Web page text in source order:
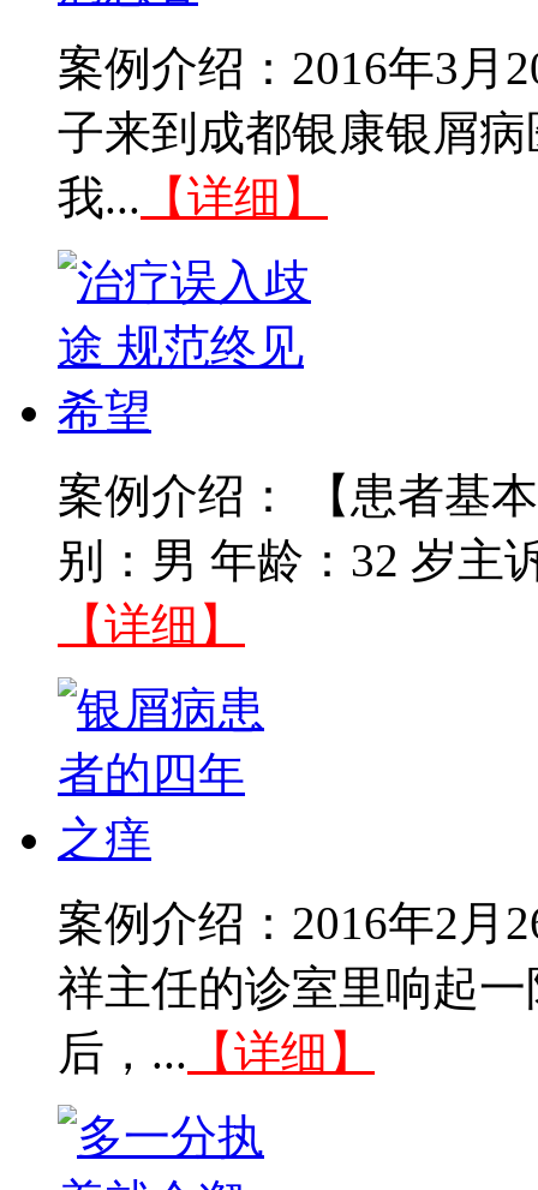
案例介绍：2016年3月
子来到成都银康银屑
我... 【详细】
案例介绍： 【患者基
别：男 年龄：32 岁主
【详细】
案例介绍：2016年2月
祥主任的诊室里响起
后，... 【详细】